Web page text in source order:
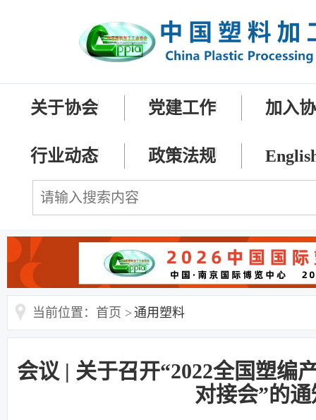
关于协会 党建工作 加入
行业动态 政策法规
当前位置：首页 >通用塑料
会议 | 关于召开“2022全国塑编
对接会”的通